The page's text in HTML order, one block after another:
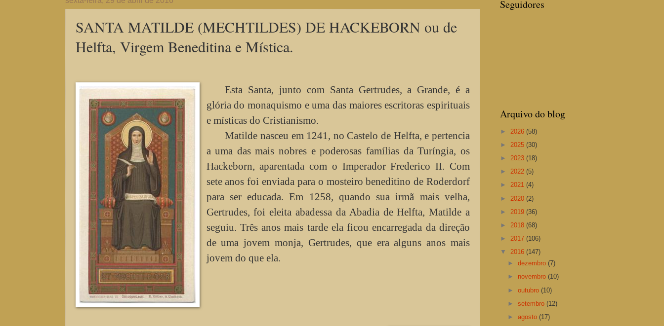
SANTA MATILDE (MECHTILDES) DE HACKEBORN ou de
Helfta, Virgem Beneditina e Mística.
Esta Santa, junto com Santa Gertrudes, a Grande, é a
glória do monaquismo e uma das maiores escritoras espirituais
e místicas do Cristianismo.
Matilde nasceu em 1241, no Castelo de Helfta, e pertencia
a uma das mais nobres e poderosas famílias da Turíngia, os
Hackeborn, aparentada com o Imperador Frederico II. Com
sete anos foi enviada para o mosteiro beneditino de Roderdorf
para ser educada. Em 1258, quando sua irmã mais velha,
Gertrudes, foi eleita abadessa da Abadia de Helfta, Matilde a
seguiu. Três anos mais tarde ela ficou encarregada da direção
de uma jovem monja, Gertrudes, que era alguns anos mais
jovem do que ela.
Seguidores
Arquivo do blog
► 2026 (58)
► 2025 (30)
► 2023 (18)
► 2022 (5)
► 2021 (4)
► 2020 (2)
► 2019 (36)
► 2018 (68)
► 2017 (106)
▼ 2016 (147)
►dezembro(7)
► novembro(10)
►outubro(10)
►setembro(12)
►agosto(17)